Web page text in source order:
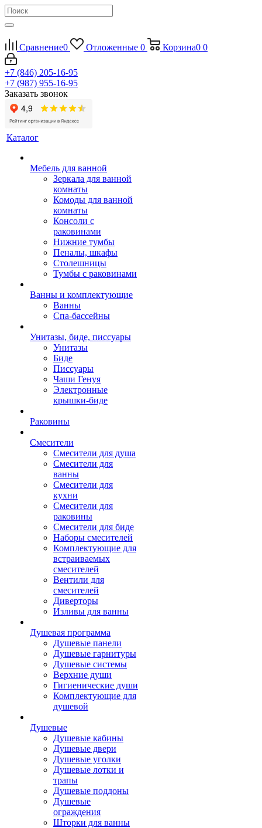
Сравнение0 Отложенные 0 Корзина0 0
+7 (846) 205-16-95
+7 (987) 955-16-95
Заказать звонок
Каталог
Мебель для ванной
Зеркала для ванной
комнаты
Комоды для ванной
комнаты
Консоли с
раковинами
Нижние тумбы
Пеналы, шкафы
Столешницы
Тумбы с раковинами
Ванны и комплектующие
Ванны
Спа-бассейны
Унитазы, биде, писсуары
Унитазы
Биде
Писсуары
Чаши Генуя
Электронные
крышки-биде
Раковины
Смесители
Смесители для душа
Смесители для
ванны
Смесители для
кухни
Смесители для
раковины
Смесители для биде
Наборы смесителей
Комплектующие для
встраиваемых
смесителей
Вентили для
смесителей
Диверторы
Изливы для ванны
Душевая программа
Душевые панели
Душевые гарнитуры
Душевые системы
Верхние души
Гигиенические души
Комплектующие для
душевой
Душевые
Душевые кабины
Душевые двери
Душевые уголки
Душевые лотки и
трапы
Душевые поддоны
Душевые
ограждения
Шторки для ванны